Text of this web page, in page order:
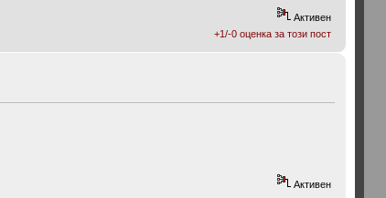
Активен
+1/-0 оценка за този пост
Активен